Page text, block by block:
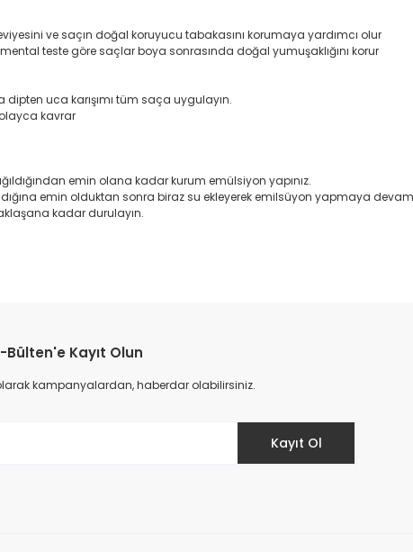
ve saçın doğal koruyucu tabakasını korumaya yardımcı olur
teste göre saçlar boya sonrasında doğal yumuşaklığını korur
uca karışımı tüm saça uygulayın.
kavrar
emin olana kadar kurum emülsiyon yapınız.
emin olduktan sonra biraz su ekleyerek emilsüyon yapmaya
kadar durulayın.
Bülten'e Kayıt Olun
kampanyalardan, haberdar olabilirsiniz.
Kayıt Ol